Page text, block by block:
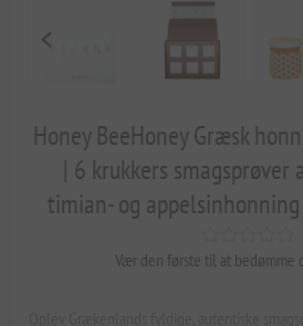
Honey BeeHoney Græsk
| 6 krukkers smagsprøver
timian- og
Vær den første til at bedømme